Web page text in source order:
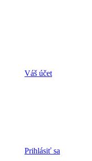
Váš účet
Prihlásiť sa